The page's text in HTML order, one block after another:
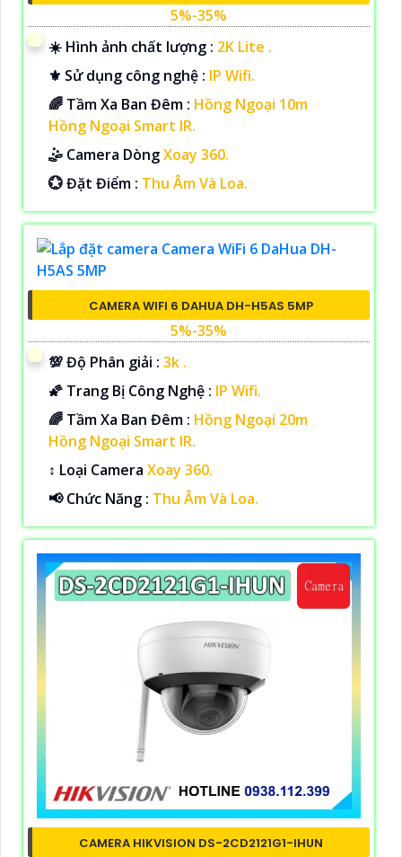
5%-35%
☀️ Hình ảnh chất lượng : 2K Lite .
⚜️ Sử dụng công nghệ : IP Wifi.
🌈 Tầm Xa Ban Đêm : Hồng Ngoại 10m
Hồng Ngoại Smart IR.
🤹 Camera DòngXoay 360.
️💮 Đặt Điểm : Thu Âm Và Loa.
CAMERA WIFI 6 DAHUA DH-H5AS 5MP
5%-35%
💯 Độ Phân giải :3k .
🌠 Trang Bị Công Nghệ : IP Wifi.
🌈 Tầm Xa Ban Đêm : Hồng Ngoại 20m
Hồng Ngoại Smart IR.
↕️ Loại CameraXoay 360.
️📢 Chức Năng : Thu Âm Và Loa.
CAMERA HIKVISION DS-2CD2121G1-IHUN